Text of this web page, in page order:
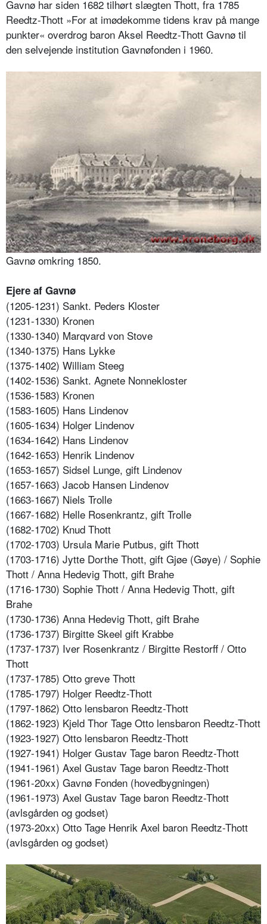
Gavnø har siden 1682 tilhørt slægten Thott, fra 1785
Reedtz-Thott »For at imødekomme tidens krav på mange
punkter« overdrog baron Aksel Reedtz-Thott Gavnø til
den selvejende institution Gavnøfonden i 1960.
Gavnø omkring 1850.
Ejere af Gavnø
(1205-1231) Sankt. Peders Kloster
(1231-1330) Kronen
(1330-1340) Marqvard von Stove
(1340-1375) Hans Lykke
(1375-1402) William Steeg
(1402-1536) Sankt. Agnete Nonnekloster
(1536-1583) Kronen
(1583-1605) Hans Lindenov
(1605-1634) Holger Lindenov
(1634-1642) Hans Lindenov
(1642-1653) Henrik Lindenov
(1653-1657) Sidsel Lunge, gift Lindenov
(1657-1663) Jacob Hansen Lindenov
(1663-1667) Niels Trolle
(1667-1682) Helle Rosenkrantz, gift Trolle
(1682-1702) Knud Thott
(1702-1703) Ursula Marie Putbus, gift Thott
(1703-1716) Jytte Dorthe Thott, gift Gjøe (Gøye) / Sophie
Thott / Anna Hedevig Thott, gift Brahe
(1716-1730) Sophie Thott / Anna Hedevig Thott, gift
Brahe
(1730-1736) Anna Hedevig Thott, gift Brahe
(1736-1737) Birgitte Skeel gift Krabbe
(1737-1737) Iver Rosenkrantz / Birgitte Restorff / Otto
Thott
(1737-1785) Otto greve Thott
(1785-1797) Holger Reedtz-Thott
(1797-1862) Otto lensbaron Reedtz-Thott
(1862-1923) Kjeld Thor Tage Otto lensbaron Reedtz-Thott
(1923-1927) Otto lensbaron Reedtz-Thott
(1927-1941) Holger Gustav Tage baron Reedtz-Thott
(1941-1961) Axel Gustav Tage baron Reedtz-Thott
(1961-20xx) Gavnø Fonden (hovedbygningen)
(1961-1973) Axel Gustav Tage baron Reedtz-Thott
(avlsgården og godset)
(1973-20xx) Otto Tage Henrik Axel baron Reedtz-Thott
(avlsgården og godset)